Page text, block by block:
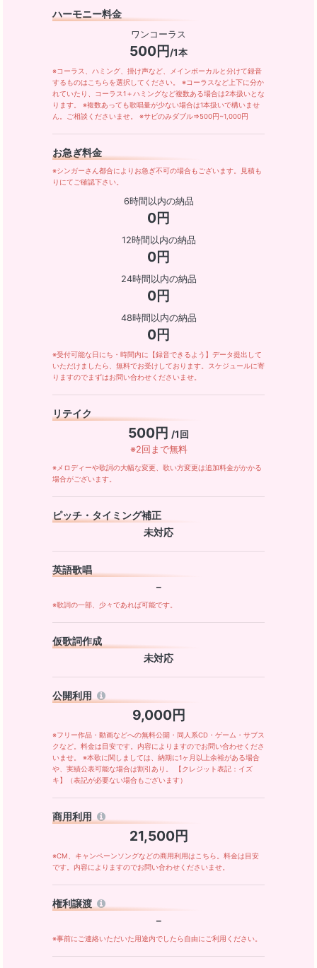
ハーモニー料金
ワンコーラス
500円/1本
※コーラス、ハミング、掛け声など、メインボーカルと分けて録音
するものはこちらを選択してください。 ※コーラスなど上下に分か
れていたり、コーラス1＋ハミングなど複数ある場合は2本扱いとな
ります。 ※複数あっても歌唱量が少ない場合は1本扱いで構いませ
ん。ご相談くださいませ。 ※サビのみダブル⇒500円~1,000円
お急ぎ料金
※シンガーさん都合によりお急ぎ不可の場合もございます。見積も
りにてご確認下さい。
6時間以内の納品
0円
12時間以内の納品
0円
24時間以内の納品
0円
48時間以内の納品
0円
※受付可能な日にち・時間内に【録音できるよう】データ提出して
いただけましたら、無料でお受けしております。スケジュールに寄
りますのでまずはお問い合わせくださいませ。
リテイク
500円 /1回
※2回まで無料
※メロディーや歌詞の大幅な変更、歌い方変更は追加料金がかかる
場合がございます。
ピッチ・タイミング補正
未対応
英語歌唱
－
※歌詞の一部、少々であれば可能です。
仮歌詞作成
未対応
公開利用
9,000円
※フリー作品・動画などへの無料公開・同人系CD・ゲーム・サブス
クなど。料金は目安です。内容によりますのでお問い合わせくださ
いませ。 ※本歌に関しましては、納期に1ヶ月以上余裕がある場合
や、実績公表可能な場合は割引あり。 【クレジット表記：イズ
キ】（表記が必要ない場合もございます）
商用利用
21,500円
※CM、キャンペーンソングなどの商用利用はこちら。料金は目安
です。内容によりますのでお問い合わせくださいませ。
権利譲渡
－
※事前にご連絡いただいた用途内でしたら自由にご利用ください。